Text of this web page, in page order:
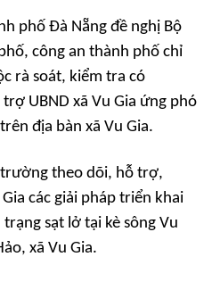
phố Đà Nẵng đề nghị Bộ
công an thành phố chỉ
rà soát, kiểm tra có
UBND xã Vu Gia ứng phó
địa bàn xã Vu Gia.
theo dõi, hỗ trợ,
các giải pháp triển khai
sạt lở tại kè sông Vu
xã Vu Gia.